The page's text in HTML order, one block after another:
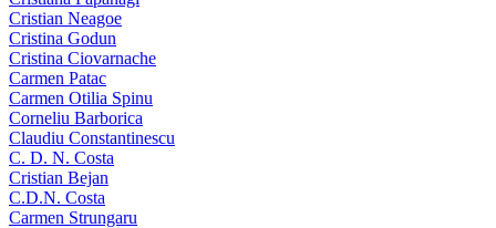
Cristian Neagoe
Cristina Godun
Cristina Ciovarnache
Carmen Patac
Carmen Otilia Spinu
Corneliu Barborica
Claudiu Constantinescu
C. D. N. Costa
Cristian Bejan
C.D.N. Costa
Carmen Strungaru